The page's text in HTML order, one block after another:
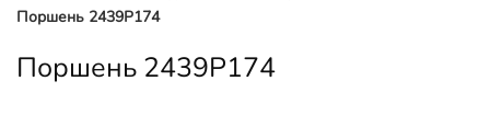
Поршень 2439P174
Поршень 2439P174